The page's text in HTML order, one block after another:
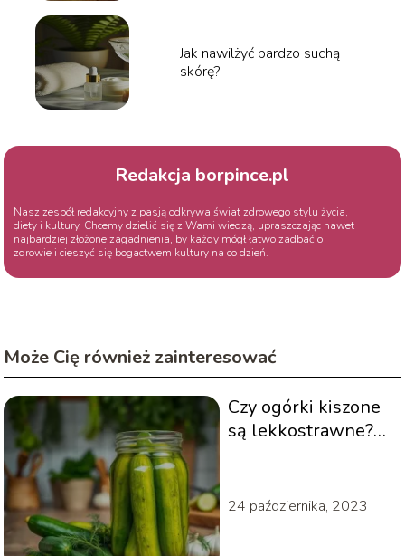
Jak nawilżyć bardzo suchą
skórę?
Redakcja borpince.pl
Nasz zespół redakcyjny z pasją odkrywa świat zdrowego stylu życia,
diety i kultury. Chcemy dzielić się z Wami wiedzą, upraszczając nawet
najbardziej złożone zagadnienia, by każdy mógł łatwo zadbać o
zdrowie i cieszyć się bogactwem kultury na co dzień.
Może Cię również zainteresować
Czy ogórki kiszone
są lekkostrawne?
24 października, 2023